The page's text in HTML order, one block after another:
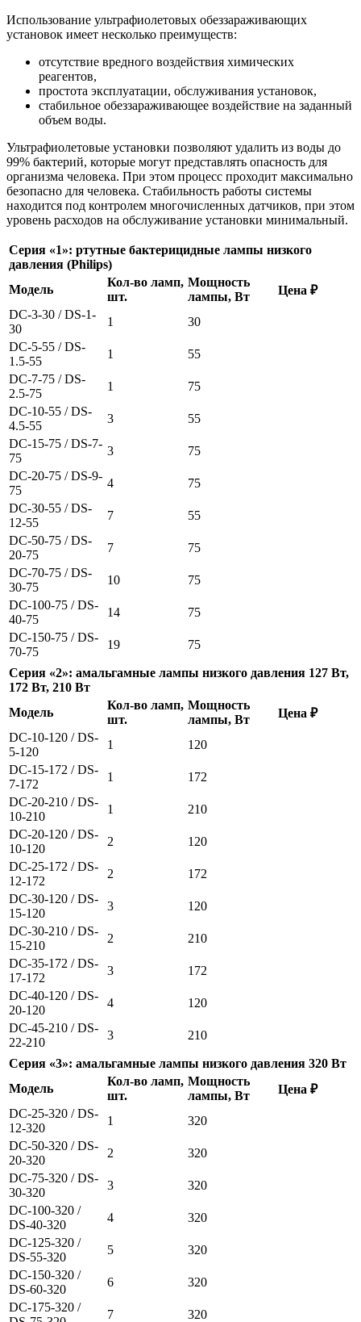
Использование ультрафиолетовых обеззараживающих
установок имеет несколько преимуществ:
отсутствие вредного воздействия химических
реагентов,
простота эксплуатации, обслуживания установок,
стабильное обеззараживающее воздействие на заданный
объем воды.
Ультрафиолетовые установки позволяют удалить из воды до
99% бактерий, которые могут представлять опасность для
организма человека. При этом процесс проходит максимально
безопасно для человека. Стабильность работы системы
находится под контролем многочисленных датчиков, при этом
уровень расходов на обслуживание установки минимальный.
Серия «1»: ртутные бактерицидные лампы низкого
давления (Philips)
Модель
Кол-во ламп,
шт.
Мощность
лампы, Вт
Цена ₽
DC-3-30 / DS-1-
30
1
30
DC-5-55 / DS-
1.5-55
1
55
DC-7-75 / DS-
2.5-75
1
75
DC-10-55 / DS-
4.5-55
3
55
DC-15-75 / DS-7-
75
3
75
DC-20-75 / DS-9-
75
4
75
DC-30-55 / DS-
12-55
7
55
DC-50-75 / DS-
20-75
7
75
DC-70-75 / DS-
30-75
10
75
DC-100-75 / DS-
40-75
14
75
DC-150-75 / DS-
70-75
19 75
Серия «2»: амальгамные лампы низкого давления 127 Вт,
172 Вт, 210 Вт
Модель
Кол-во ламп,
шт.
Мощность
лампы, Вт
Цена ₽
DC-10-120 / DS-
5-120
1
120
DC-15-172 / DS-
7-172
1
172
DC-20-210 / DS-
10-210
1
210
DC-20-120 / DS-
10-120
2
120
DC-25-172 / DS-
12-172
2
172
DC-30-120 / DS-
15-120
3
120
DC-30-210 / DS-
15-210
2
210
DC-35-172 / DS-
17-172
3
172
DC-40-120 / DS-
20-120
4
120
DC-45-210 / DS-
22-210
3 210
Серия «3»: амальгамные лампы низкого давления 320 Вт
Модель
Кол-во ламп,
шт.
Мощность
лампы, Вт
Цена ₽
DC-25-320 / DS-
12-320
1
320
DC-50-320 / DS-
20-320
2
320
DC-75-320 / DS-
30-320
3
320
DC-100-320 /
DS-40-320
4
320
DC-125-320 /
DS-55-320
5
320
DC-150-320 /
DS-60-320
6
320
DC-175-320 /
7 320